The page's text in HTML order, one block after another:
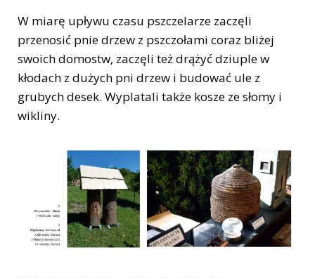
W miarę upływu czasu pszczelarze zaczęli
przenosić pnie drzew z pszczołami coraz bliżej
swoich domostw, zaczęli też drążyć dziuple w
kłodach z dużych pni drzew i budować ule z
grubych desek. Wyplatali także kosze ze słomy i
wikliny.